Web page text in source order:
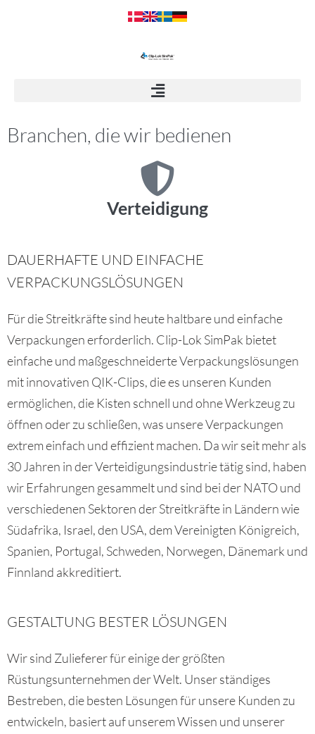
Branchen, die wir bedienen
Verteidigung
DAUERHAFTE UND EINFACHE
VERPACKUNGSLÖSUNGEN
Für die Streitkräfte sind heute haltbare und einfache
Verpackungen erforderlich. Clip-Lok SimPak bietet
einfache und maßgeschneiderte Verpackungslösungen
mit innovativen QIK-Clips, die es unseren Kunden
ermöglichen, die Kisten schnell und ohne Werkzeug zu
öffnen oder zu schließen, was unsere Verpackungen
extrem einfach und effizient machen. Da wir seit mehr als
30 Jahren in der Verteidigungsindustrie tätig sind, haben
wir Erfahrungen gesammelt und sind bei der NATO und
verschiedenen Sektoren der Streitkräfte in Ländern wie
Südafrika, Israel, den USA, dem Vereinigten Königreich,
Spanien, Portugal, Schweden, Norwegen, Dänemark und
Finnland akkreditiert.
GESTALTUNG BESTER LÖSUNGEN
Wir sind Zulieferer für einige der größten
Rüstungsunternehmen der Welt. Unser ständiges
Bestreben, die besten Lösungen für unsere Kunden zu
entwickeln, basiert auf unserem Wissen und unserer